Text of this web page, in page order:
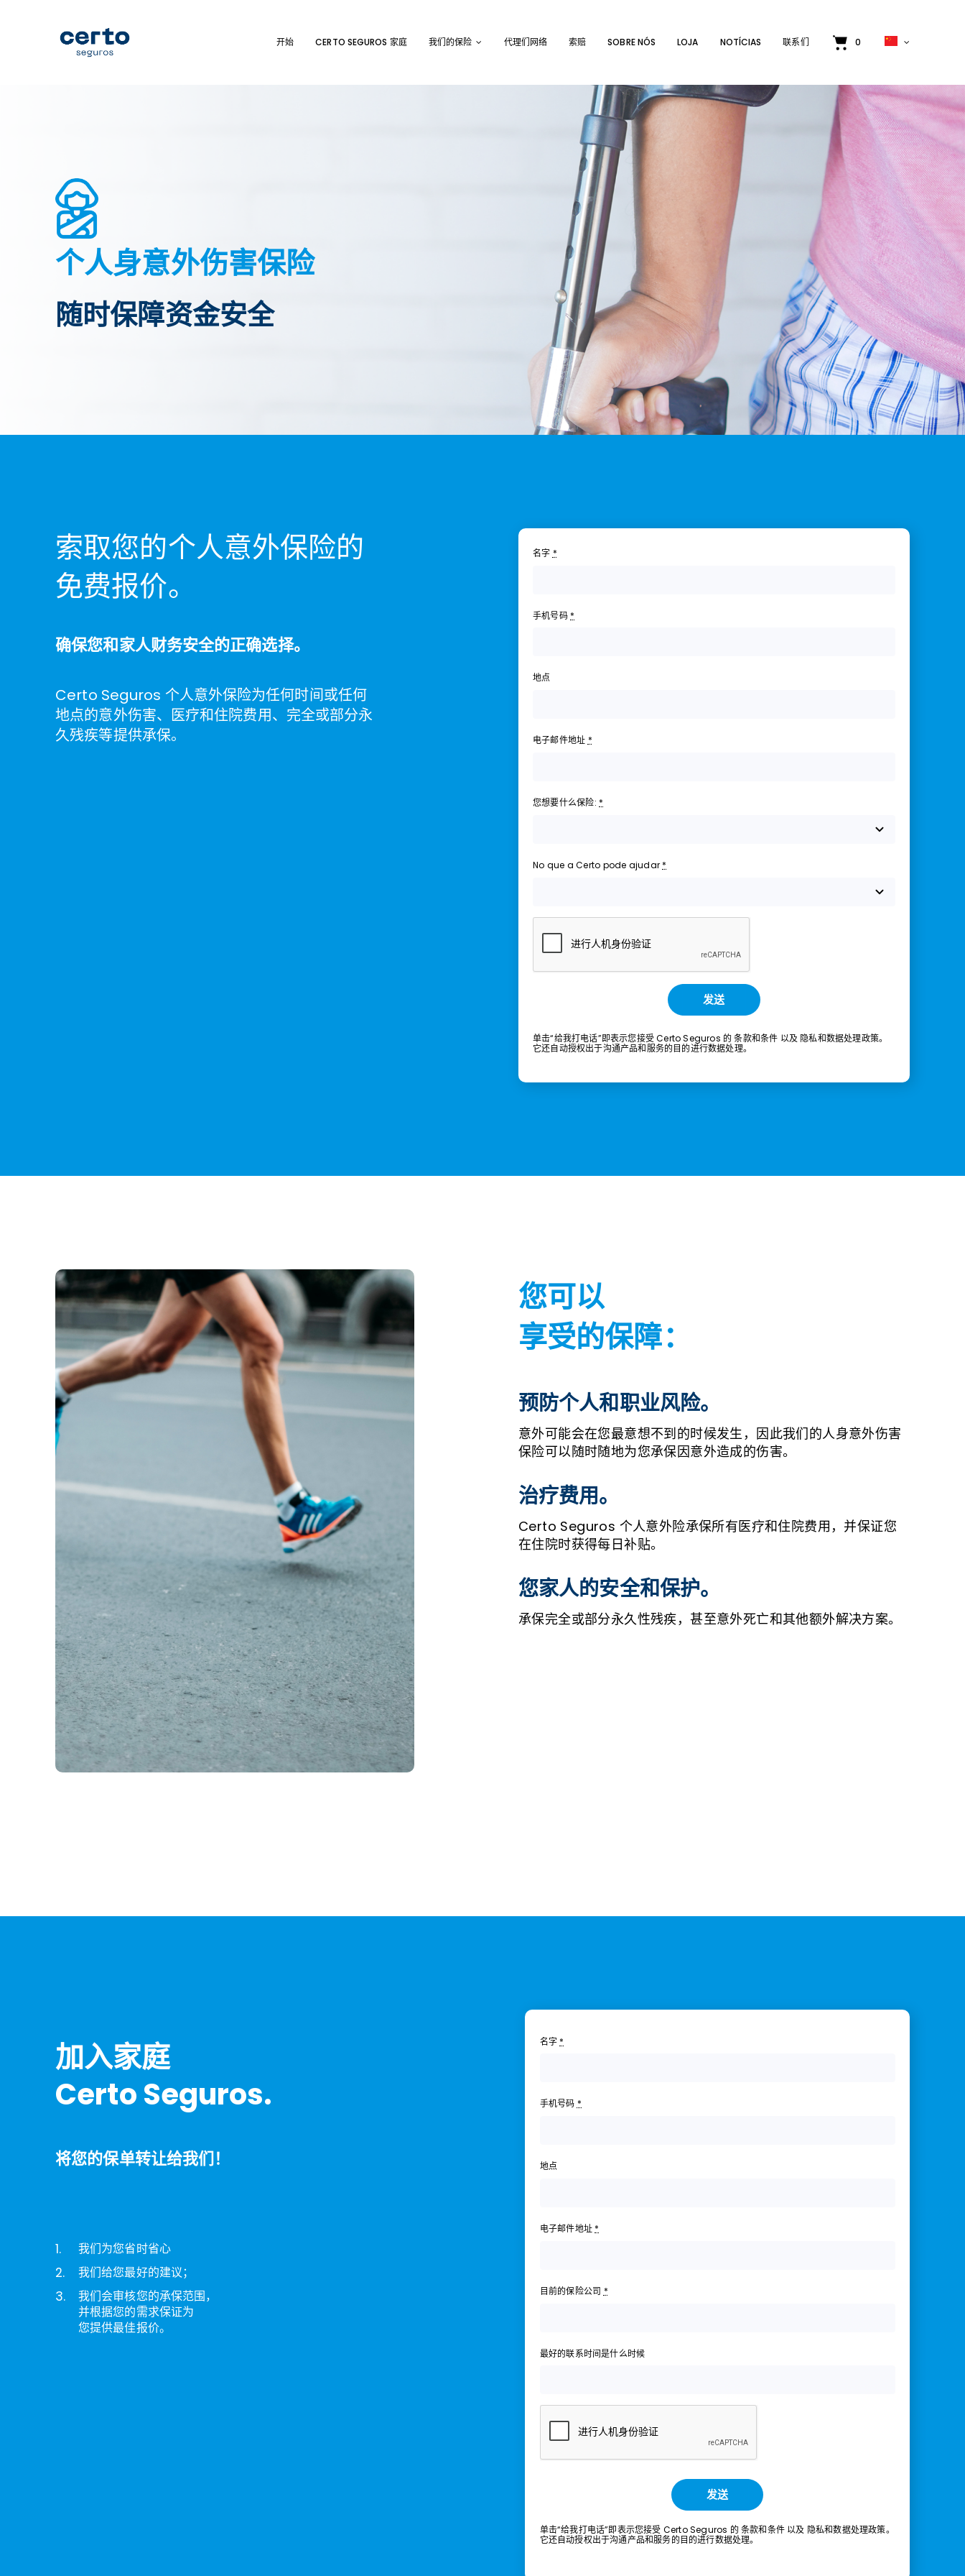
开始 CERTO SEGUROS 家庭 我们的保险 代理们网络 索赔 SOBRE NÓS LOJA NOTÍCIAS 联系们 0
个人身意外伤害保险
随时保障资金安全
索取您的个人意外保险的
免费报价。
确保您和家人财务安全的正确选择。
Certo Seguros 个人意外保险为任何时间或任何
地点的意外伤害、医疗和住院费用、完全或部分永
久残疾等提供承保。
名字 *
手机号码 *
地点
电子邮件地址 *
您想要什么保险: *
No que a Certo pode ajudar *
发送
单击“给我打电话”即表示您接受 Certo Seguros 的条款和条件 以及 隐私和数据处理政策。
它还自动授权出于沟通产品和服务的目的进行数据处理。
您可以
享受的保障：
预防个人和职业风险。
意外可能会在您最意想不到的时候发生，因此我们的人身意外伤害
保险可以随时随地为您承保因意外造成的伤害。
治疗费用。
Certo Seguros 个人意外险承保所有医疗和住院费用，并保证您
在住院时获得每日补贴。
您家人的安全和保护。
承保完全或部分永久性残疾，甚至意外死亡和其他额外解决方案。
加入家庭
Certo Seguros.
将您的保单转让给我们！
1. 我们为您省时省心
2. 我们给您最好的建议；
3.
我们会审核您的承保范围，
并根据您的需求保证为
您提供最佳报价。
名字 *
手机号码 *
地点
电子邮件地址 *
目前的保险公司 *
最好的联系时间是什么时候
发送
单击“给我打电话”即表示您接受 Certo Seguros 的条款和条件以及 隐私和数据处理政策。
它还自动授权出于沟通产品和服务的目的进行数据处理。